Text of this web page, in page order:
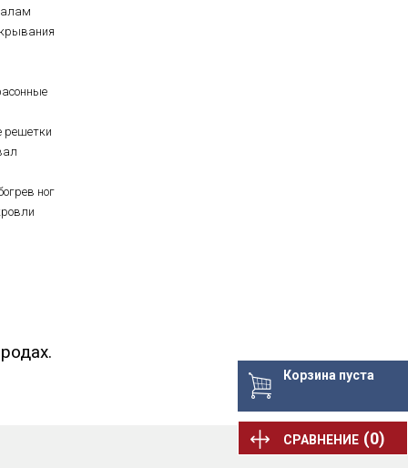
Корзина пуста
СРАВНЕНИЕ (0)
решетки
ног